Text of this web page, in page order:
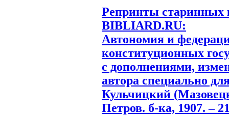
Репринты старинных
BIBLIARD.RU:
Автономия и
конституционных
с дополнениями,
автора специально
Кульчицкий
Петров. б-ка, 1907. –